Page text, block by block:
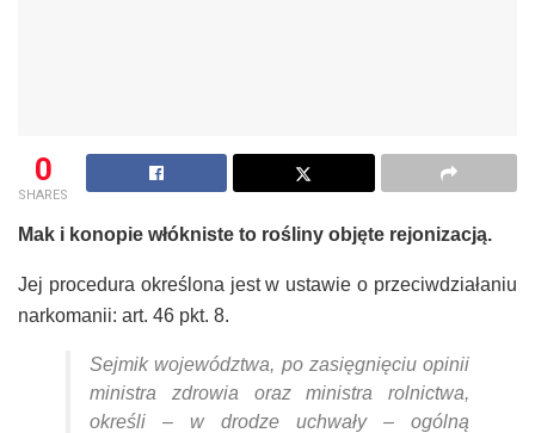
0
SHARES
Mak i konopie włókniste to rośliny objęte rejonizacją.
Jej procedura określona jest w ustawie o przeciwdziałaniu
narkomanii: art. 46 pkt. 8.
Sejmik województwa, po zasięgnięciu opinii
ministra zdrowia oraz ministra rolnictwa,
określi – w drodze uchwały – ogólną